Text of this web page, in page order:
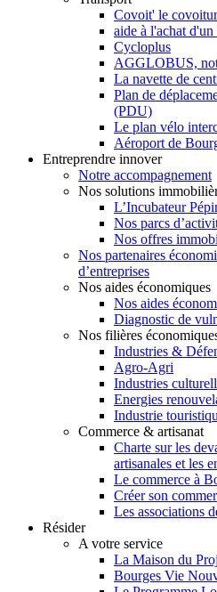
Covoit' le
aide à l'achat
Cycloplus
AGGLOBUS,
La navette de
Plan de
(PDU)
Le plan vélo
Aéroport de
Entreprendre innover
Notre accompagnement
Nos solutions
L’Incubateur
Nos parcs
Nos offres
Nos partenaires
d’entreprises
Nos aides économiques
Nos aides
Diagnostic de
Nos filières
Industries &
Agro-Agri
Industries
Energies
Industrie
Commerce & artisanat
Charte sur les
artisanales et les
Le commerce à
Créer son
Les associations
Résider
A votre service
La Maison du
Bourges Vie